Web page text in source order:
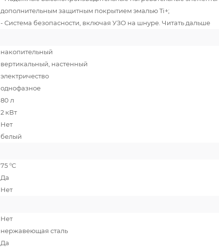
дополнительным защитным покрытием эмалью Ti+;
- Система безопасности, включая УЗО на шнуре. Читать дальше
накопительный
вертикальный, настенный
электричество
однофазное
80 л
2 кВт
Нет
белый
75 °C
Да
Нет
Нет
нержавеющая сталь
Да